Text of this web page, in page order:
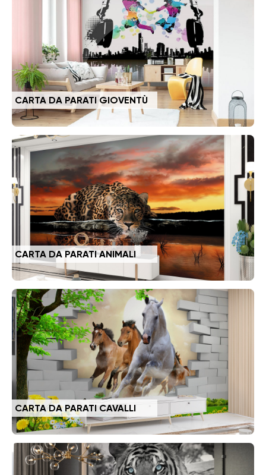
CARTA DA PARATI GIOVENTÙ
CARTA DA PARATI ANIMALI
CARTA DA PARATI CAVALLI